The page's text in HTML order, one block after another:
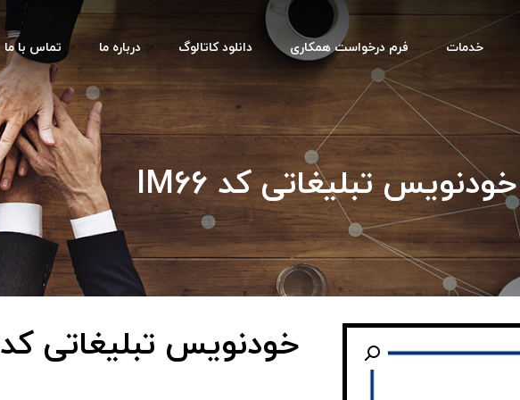
خدمات فرم درخواست همکاری دانلود کاتالوگ درباره ما تماس با ما
خودنویس تبلیغاتی کد IM66
خودنویس تبلیغاتی کد IM66